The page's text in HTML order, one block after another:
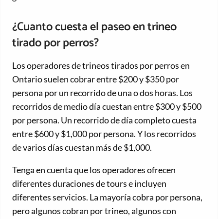
¿Cuanto cuesta el paseo en trineo
tirado por perros?
Los operadores de trineos tirados por perros en
Ontario suelen cobrar entre $200 y $350 por
persona por un recorrido de una o dos horas. Los
recorridos de medio día cuestan entre $300 y $500
por persona. Un recorrido de día completo cuesta
entre $600 y $1,000 por persona. Y los recorridos
de varios días cuestan más de $1,000.
Tenga en cuenta que los operadores ofrecen
diferentes duraciones de tours e incluyen
diferentes servicios. La mayoría cobra por persona,
pero algunos cobran por trineo, algunos con